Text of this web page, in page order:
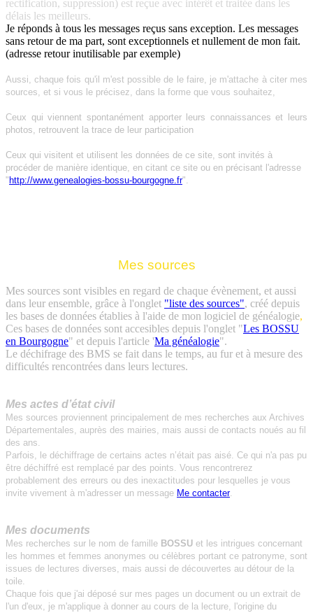
rectification, suppression) est reçue avec intérêt et traitée dans les
délais les meilleurs.
Je réponds à tous les messages reçus sans exception. Les messages
sans retour de ma part, sont exceptionnels et nullement de mon fait.
(adresse retour inutilisable par exemple)
Aussi, chaque fois qu'il m'est possible de le faire, je m'attache à citer mes
sources, et si vous le précisez, dans la forme que vous souhaitez,
Ceux qui viennent spontanément apporter leurs connaissances et leurs
photos, retrouvent la trace de leur participation
Ceux qui visitent et utilisent les données de ce site, sont invités à
procéder de manière identique, en citant ce site ou en précisant l'adresse
" http://www.genealogies-bossu-bourgogne.fr".
Mes sources
Mes sources sont visibles en regard de chaque évènement, et aussi
dans leur ensemble, grâce à l'onglet "liste des sources", créé depuis
les bases de données établies à l'aide de mon logiciel de généalogie,
Ces bases de données sont accesibles depuis l'onglet "Les BOSSU
en Bourgogne" et depuis l'article 'Ma généalogie".
Le déchifrage des BMS se fait dans le temps, au fur et à mesure des
difficultés rencontrées dans leurs lectures.
Mes actes d’état civil
Mes sources proviennent principalement de mes recherches aux Archives
Départementales, auprès des mairies, mais aussi de contacts noués au fil
des ans.
Parfois, le déchiffrage de certains actes n’était pas aisé. Ce qui n'a pas pu
être déchiffré est remplacé par des points. Vous rencontrerez
probablement des erreurs ou des inexactitudes pour lesquelles je vous
invite vivement à m'adresser un message Me contacter.
Mes documents
Mes recherches sur le nom de famille BOSSU et les intrigues concernant
les hommes et femmes anonymes ou célèbres portant ce patronyme, sont
issues de lectures diverses, mais aussi de découvertes au détour de la
toile.
Chaque fois que j'ai déposé sur mes pages un document ou un extrait de
l'un d'eux, je m'applique à donner au cours de la lecture, l'origine du